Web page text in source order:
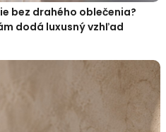
bez drahého oblečenia?
dodá luxusný vzhľad